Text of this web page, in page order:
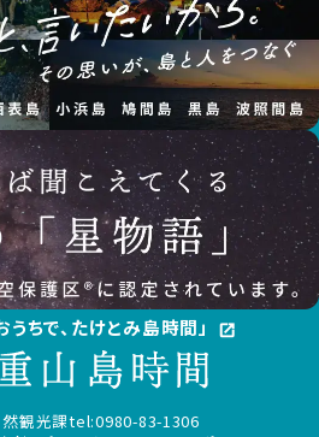
ちで、たけとみ島時間」 open_in_new
観光課tel:0980-83-1306